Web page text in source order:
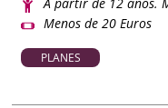
Menos de 20 Euros
PLANES